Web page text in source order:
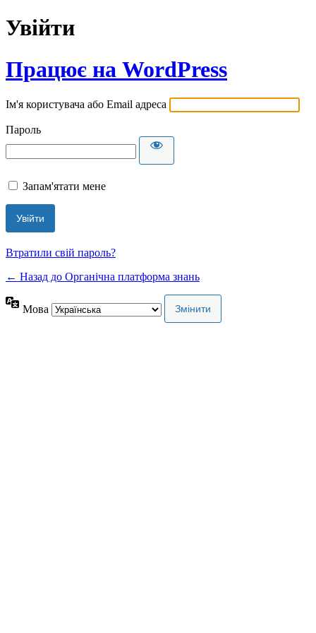
Увійти
Працює на WordPress
Ім'я користувача або Email адреса
Пароль
Запам'ятати мене
Втратили свій пароль?
← Назад до Органічна платформа знань
Мова